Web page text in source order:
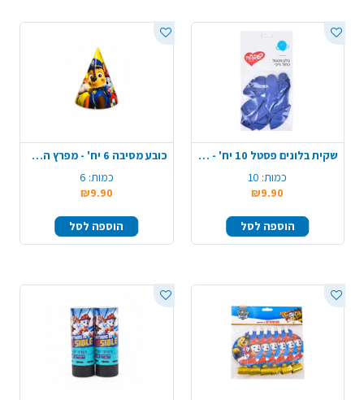
שקית בלונים פסטל 10 יח' - כחול
כמות: 10
₪9.90
הוספה לסל
כובע מסיבה 6 יח' - מפרץ ההרפתקאות
כמות: 6
₪9.90
הוספה לסל